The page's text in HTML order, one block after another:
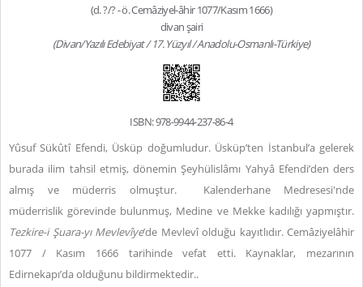
(d. ?/? - ö. Cemâziyel-âhir 1077/Kasım 1666)
divan şairi
(Divan/Yazılı Edebiyat / 17. Yüzyıl / Anadolu-Osmanlı-Türkiye)
ISBN: 978-9944-237-86-4
Yûsuf Sükûtî Efendi, Üsküp doğumludur. Üsküp’ten İstanbul’a gelerek
burada ilim tahsil etmiş, dönemin Şeyhülislâmı Yahyâ Efendi’den ders
almış ve müderris olmuştur.
Kalenderhane Medresesi'nde
müderrislik görevinde bulunmuş, Medine ve Mekke kadılığı yapmıştır.
Tezkire-i Şuara-yı Mevlevîye’de Mevlevî olduğu kayıtlıdır. Cemâziyelâhir
1077 / Kasım 1666 tarihinde vefat etti. Kaynaklar, mezarının
Edirnekapı’da olduğunu bildirmektedir..